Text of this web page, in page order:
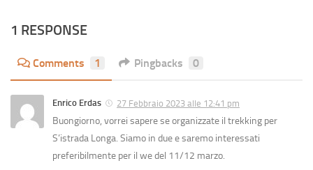
1 RESPONSE
Comments 1 Pingbacks 0
Enrico Erdas 27 Febbraio 2023 alle 12:41 pm
Buongiorno, vorrei sapere se organizzate il trekking per
S’istrada Longa. Siamo in due e saremo interessati
preferibilmente per il we del 11/12 marzo.